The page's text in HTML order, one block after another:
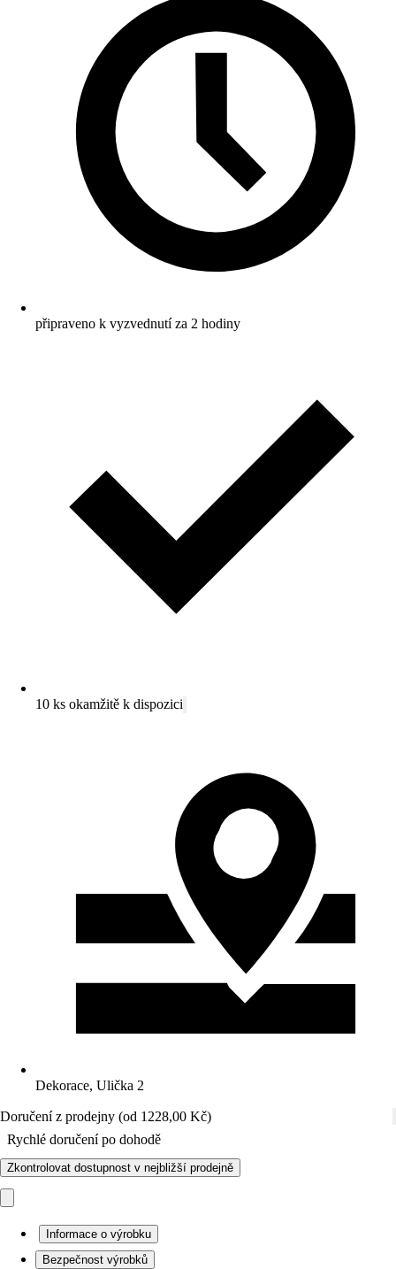
připraveno k vyzvednutí za 2 hodiny
10 ks okamžitě k dispozici
Dekorace, Ulička 2
Doručení z prodejny (od 1228,00 Kč)
Rychlé doručení po dohodě
Zkontrolovat dostupnost v nejbližší prodejně
Informace o výrobku
Bezpečnost výrobků